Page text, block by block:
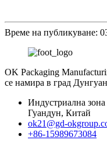
Време на публикуване:
OK Packaging
се намира в град
Индустриална
Гуандун, Китай
ok21@gd-
+86-15989673084